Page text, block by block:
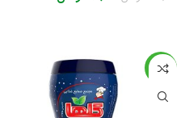
-41%